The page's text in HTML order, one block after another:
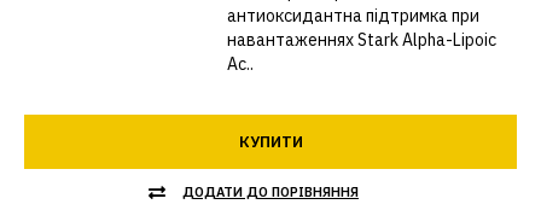
антиоксидантна підтримка при
навантаженнях Stark Alpha-Lipoic
Ac..
КУПИТИ
ДОДАТИ ДО ПОРІВНЯННЯ